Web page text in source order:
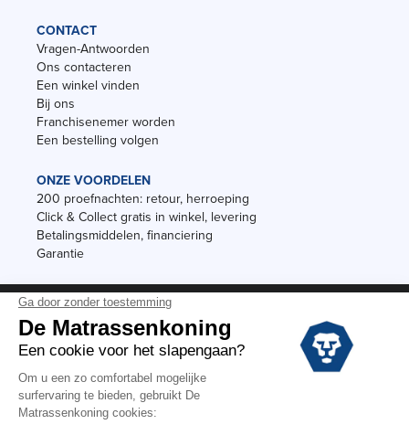
CONTACT
Vragen-Antwoorden
Ons contacteren
Een winkel vinden
Bij ons
Franchisenemer worden
Een bestelling volgen
ONZE VOORDELEN
200 proefnachten: retour, herroeping
Click & Collect gratis in winkel, levering
Betalingsmiddelen, financiering
Garantie
Black Friday
Voorraadverkoop
Algemene verkoopvoorwaarden voor winkels